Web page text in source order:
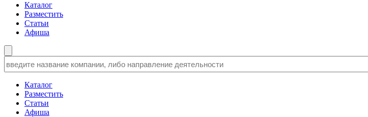
Каталог
Разместить
Статьи
Афиша
Каталог
Разместить
Статьи
Афиша